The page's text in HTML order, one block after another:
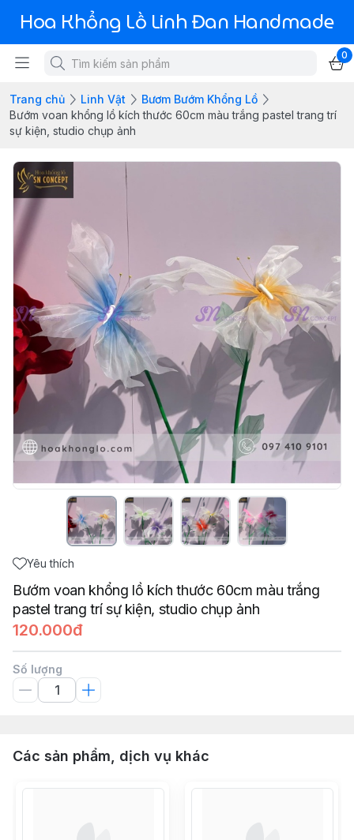
Hoa Khổng Lồ Linh Đan Handmade
0
Trang chủ Linh Vật
Bươm Bướm Khổng Lồ
Bướm voan khổng lồ kích thước 60cm màu trắng pastel trang trí
sự kiện, studio chụp ảnh
Yêu thích
Bướm voan khổng lồ kích thước 60cm màu trắng
pastel trang trí sự kiện, studio chụp ảnh
120.000đ
Số lượng
Các sản phẩm, dịch vụ khác